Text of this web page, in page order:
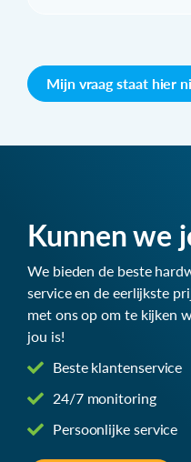
Mijn vraag staat hier
Kunnen we
We bieden de beste
service en de eerlijkste
met ons op om te kijken
jou is!
Beste klantenservice
24/7 monitoring
Persoonlijke service